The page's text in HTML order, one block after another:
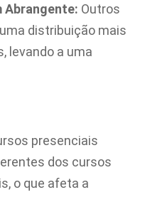
Abrangente: Outros
distribuição mais
levando a uma
presenciais
dos cursos
o que afeta a